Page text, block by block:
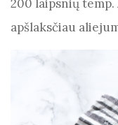
200 laipsnių
apšlaksčiau